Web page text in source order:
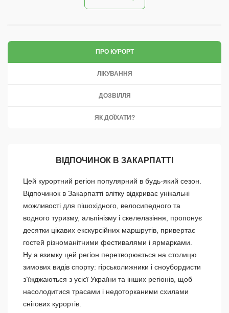
ПРО КУРОРТ
ЛІКУВАННЯ
ДОЗВІЛЛЯ
ЯК ДОЇХАТИ?
ВІДПОЧИНОК В ЗАКАРПАТТІ
Цей курортний регіон популярний в будь-який сезон.
Відпочинок в Закарпатті влітку відкриває унікальні
можливості для пішохідного, велосипедного та
водного туризму, альпінізму і скелелазіння, пропонує
десятки цікавих екскурсійних маршрутів, привертає
гостей різноманітними фестивалями і ярмарками.
Ну а взимку цей регіон перетворюється на столицю
зимових видів спорту: гірськолижники і сноубордисти
з’їжджаються з усієї України та інших регіонів, щоб
насолодитися трасами і недоторканими схилами
снігових курортів.